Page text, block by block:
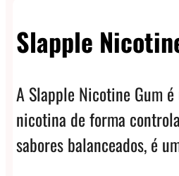
Slapple
A Slapple Nicotine Gum
nicotina de forma
sabores balanceados, é